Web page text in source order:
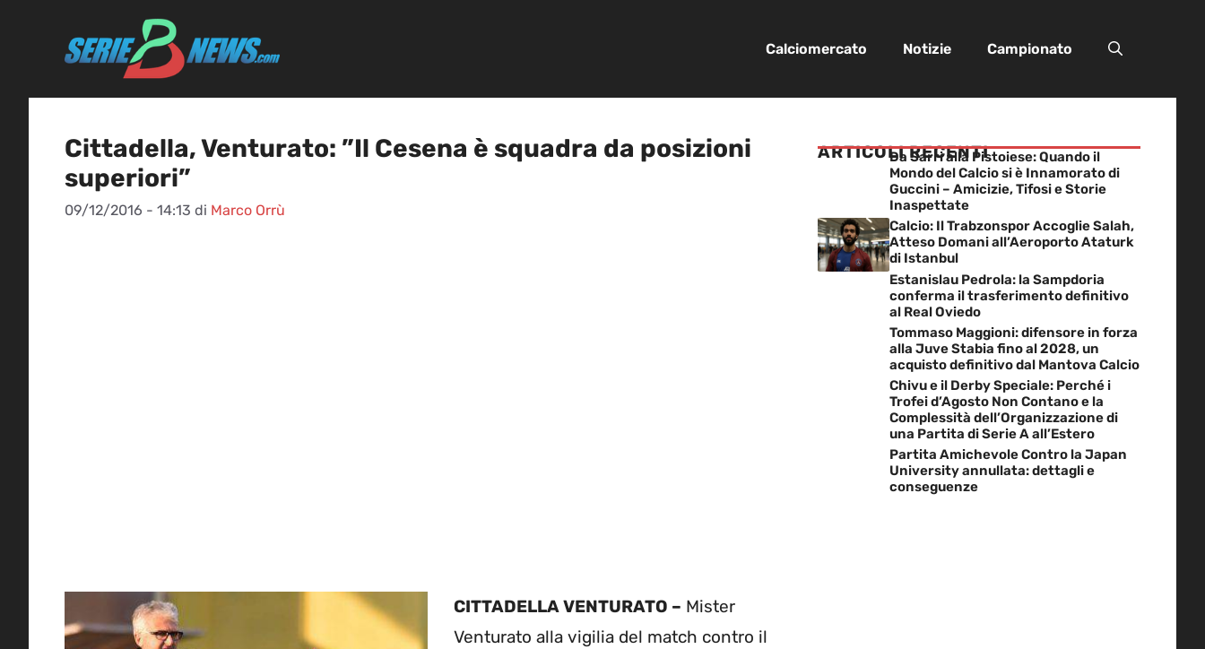
Calciomercato Notizie Campionato
Cittadella, Venturato: ”Il Cesena è squadra da posizioni
superiori”
09/12/2016 - 14:13 di Marco Orrù
CITTADELLA VENTURATO – Mister
Venturato alla vigilia del match contro il
ARTICOLI RECENTI
Da Sarri alla Pistoiese: Quando il
Mondo del Calcio si è Innamorato di
Guccini – Amicizie, Tifosi e Storie
Inaspettate
Calcio: Il Trabzonspor Accoglie Salah,
Atteso Domani all’Aeroporto Ataturk
di Istanbul
Estanislau Pedrola: la Sampdoria
conferma il trasferimento definitivo
al Real Oviedo
Tommaso Maggioni: difensore in forza
alla Juve Stabia fino al 2028, un
acquisto definitivo dal Mantova Calcio
Chivu e il Derby Speciale: Perché i
Trofei d’Agosto Non Contano e la
Complessità dell’Organizzazione di
una Partita di Serie A all’Estero
Partita Amichevole Contro la Japan
University annullata: dettagli e
conseguenze